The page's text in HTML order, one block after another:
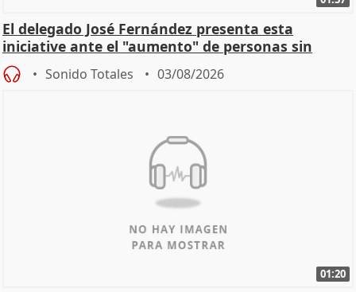
El delegado José Fernández presenta esta
iniciative ante el "aumento" de personas sin
hogar en Madri
Sonido Totales 03/08/2026
01:20